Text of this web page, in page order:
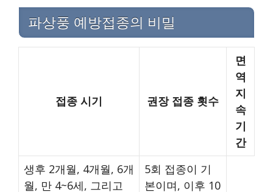
파상풍 예방접종의 비밀
접종 시기 권장 접종 횟수
면
역
지
속
기
간
생후 2개월, 4개월, 6개
월, 만 4~6세, 그리고
5회 접종이 기
본이며, 이후 10